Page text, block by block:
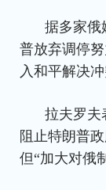
据多家俄
普放弃调停
入和平解决冲
拉夫罗夫
阻止特朗普
但“加大对俄